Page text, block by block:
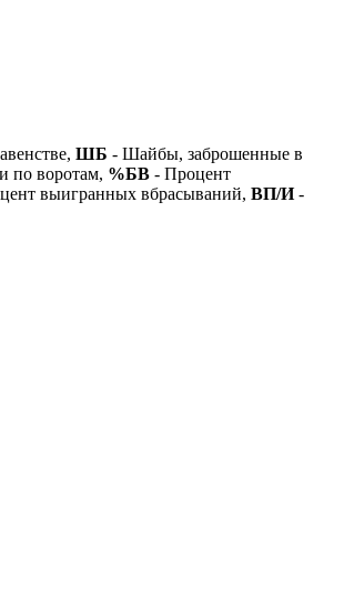
ШБ - Шайбы, заброшенные в
по воротам, %БВ - Процент
выигранных вбрасываний, ВП/И-